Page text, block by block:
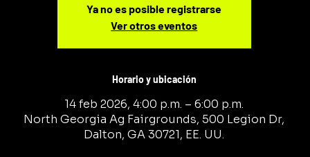
Ya no es posible registrarse
Ver otros eventos
Horario y ubicación
14 feb 2026, 4:00 p.m. – 6:00 p.m.
North Georgia Ag Fairgrounds, 500 Legion Dr,
Dalton, GA 30721, EE. UU.